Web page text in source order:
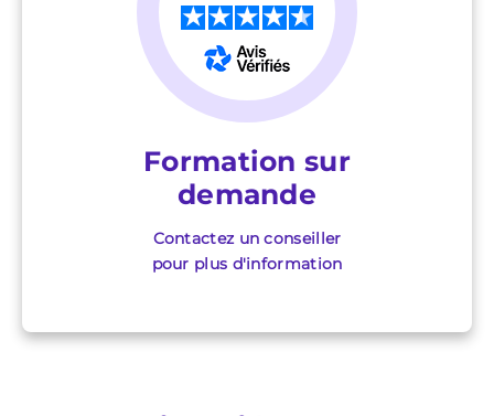
★★★★★
Formation sur
demande
Contactez un conseiller
pour plus d'information